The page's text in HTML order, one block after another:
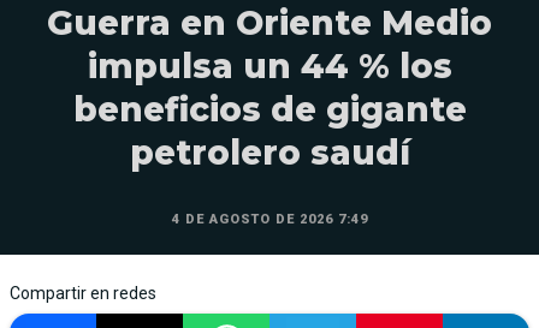
Guerra en Oriente Medio
impulsa un 44 % los
beneficios de gigante
petrolero saudí
4 DE AGOSTO DE 2026 7:49
Compartir en redes